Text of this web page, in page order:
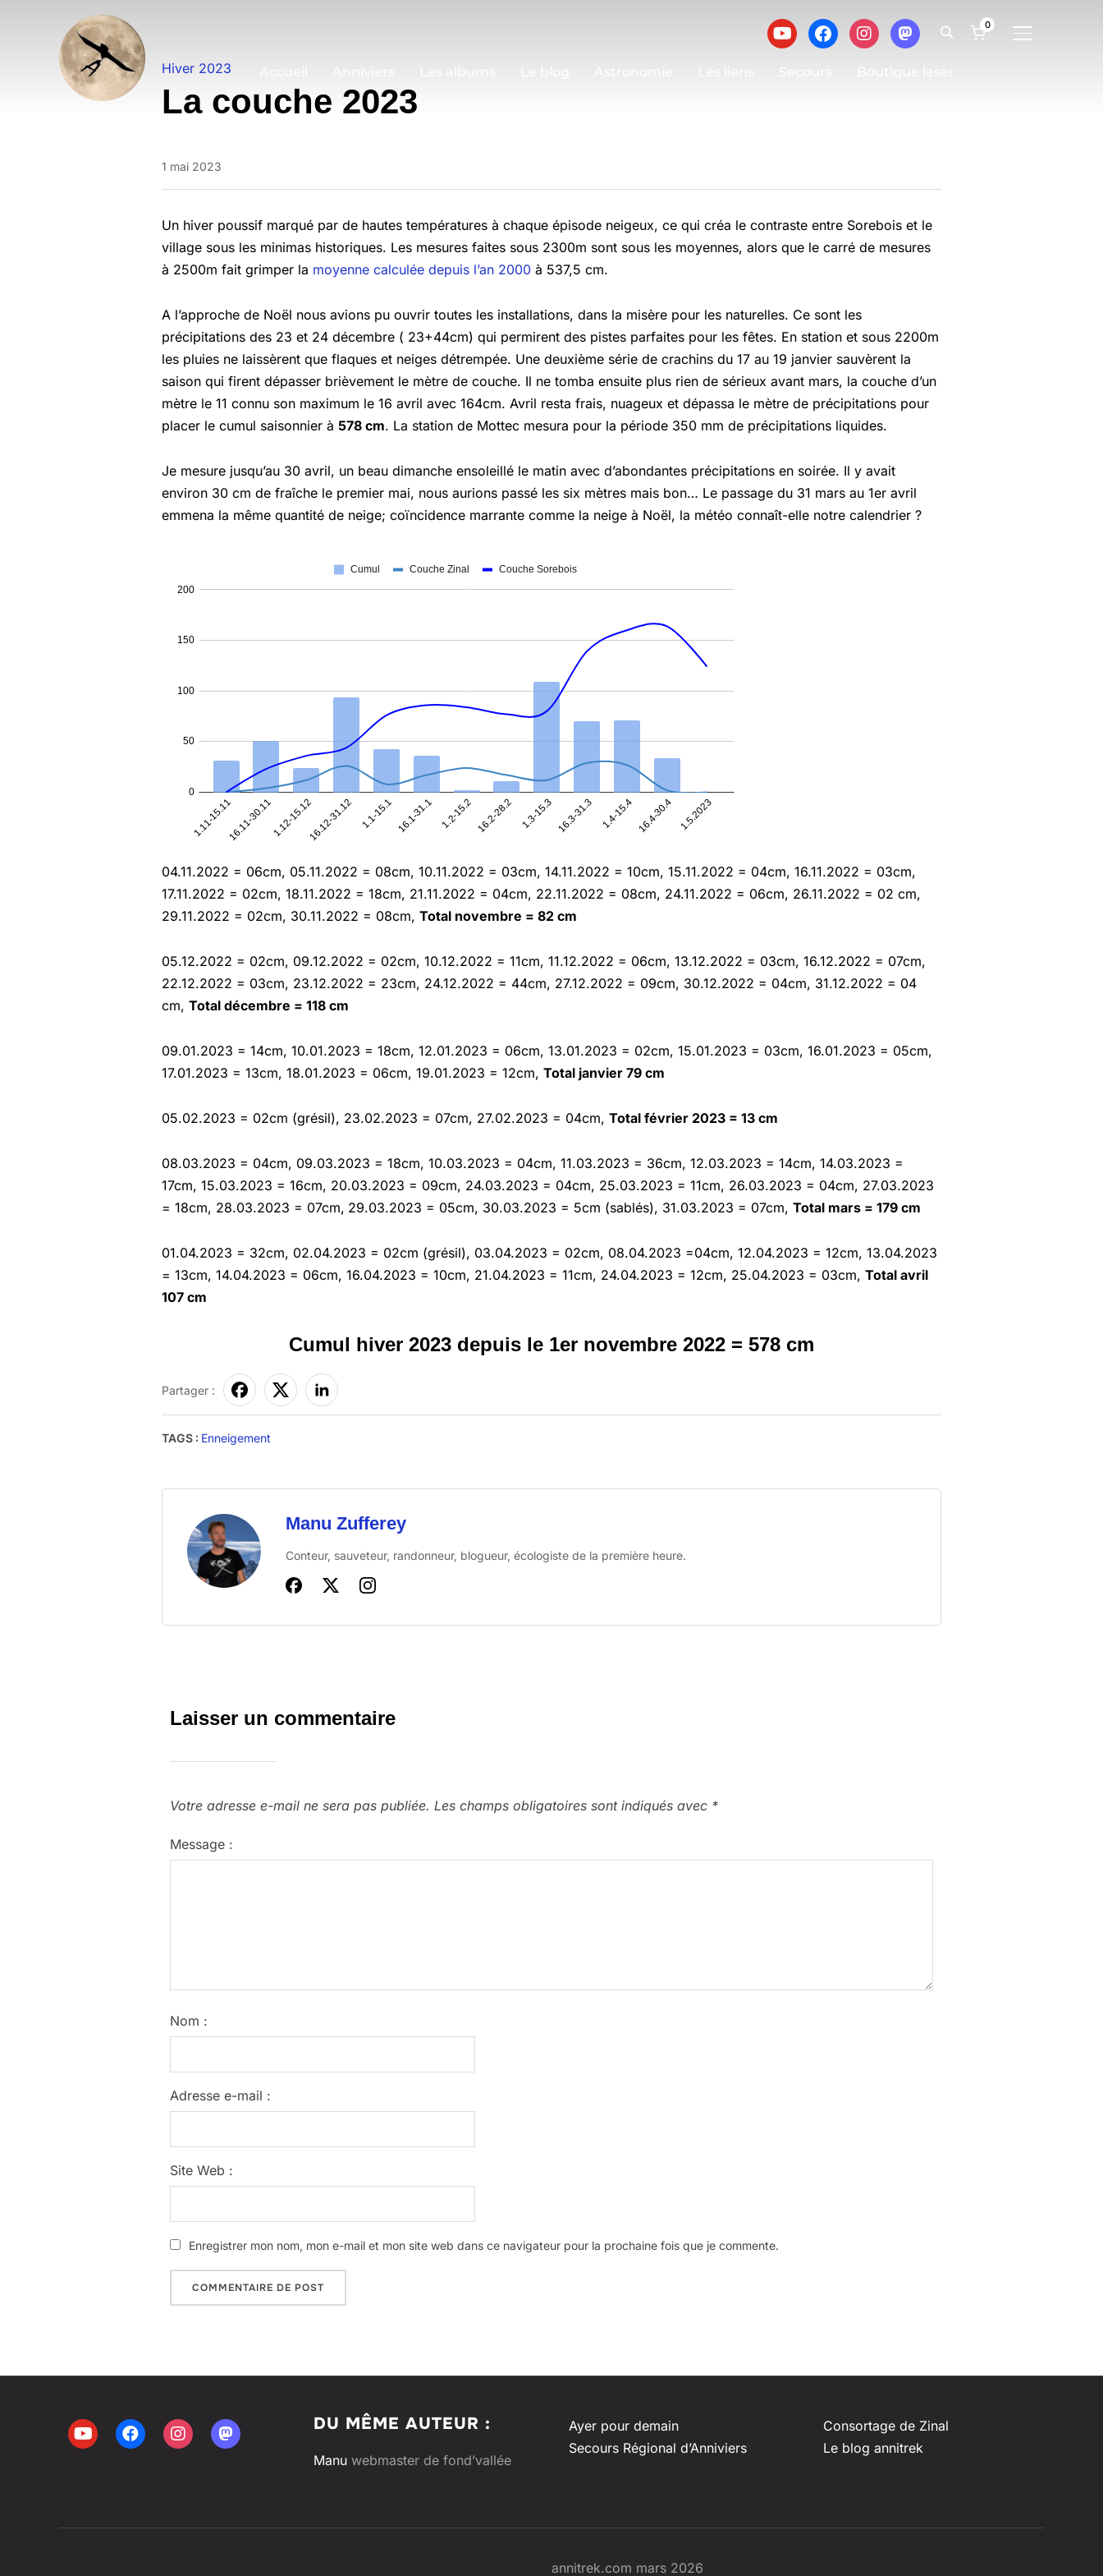
BASCULER
0
Hiver 2023
La couche 2023
1 mai 2023
Un hiver poussif marqué par de hautes températures à chaque épisode neigeux, ce qui créa le contraste entre Sorebois et le
village sous les minimas historiques. Les mesures faites sous 2300m sont sous les moyennes, alors que le carré de mesures
à 2500m fait grimper la moyenne calculée depuis l’an 2000 à 537,5 cm.
A l’approche de Noël nous avions pu ouvrir toutes les installations, dans la misère pour les naturelles. Ce sont les
précipitations des 23 et 24 décembre ( 23+44cm) qui permirent des pistes parfaites pour les fêtes. En station et sous 2200m
les pluies ne laissèrent que flaques et neiges détrempée. Une deuxième série de crachins du 17 au 19 janvier sauvèrent la
saison qui firent dépasser brièvement le mètre de couche. Il ne tomba ensuite plus rien de sérieux avant mars, la couche d’un
mètre le 11 connu son maximum le 16 avril avec 164cm. Avril resta frais, nuageux et dépassa le mètre de précipitations pour
placer le cumul saisonnier à 578 cm. La station de Mottec mesura pour la période 350 mm de précipitations liquides.
Je mesure jusqu’au 30 avril, un beau dimanche ensoleillé le matin avec d’abondantes précipitations en soirée. Il y avait
environ 30 cm de fraîche le premier mai, nous aurions passé les six mètres mais bon… Le passage du 31 mars au 1er avril
emmena la même quantité de neige; coïncidence marrante comme la neige à Noël, la météo connaît-elle notre calendrier ?
04.11.2022 = 06cm, 05.11.2022 = 08cm, 10.11.2022 = 03cm, 14.11.2022 = 10cm, 15.11.2022 = 04cm, 16.11.2022 = 03cm,
17.11.2022 = 02cm, 18.11.2022 = 18cm, 21.11.2022 = 04cm, 22.11.2022 = 08cm, 24.11.2022 = 06cm, 26.11.2022 = 02 cm,
29.11.2022 = 02cm, 30.11.2022 = 08cm, Total novembre = 82 cm
05.12.2022 = 02cm, 09.12.2022 = 02cm, 10.12.2022 = 11cm, 11.12.2022 = 06cm, 13.12.2022 = 03cm, 16.12.2022 = 07cm,
22.12.2022 = 03cm, 23.12.2022 = 23cm, 24.12.2022 = 44cm, 27.12.2022 = 09cm, 30.12.2022 = 04cm, 31.12.2022 = 04
cm, Total décembre = 118 cm
09.01.2023 = 14cm, 10.01.2023 = 18cm, 12.01.2023 = 06cm, 13.01.2023 = 02cm, 15.01.2023 = 03cm, 16.01.2023 = 05cm,
17.01.2023 = 13cm, 18.01.2023 = 06cm, 19.01.2023 = 12cm, Total janvier 79 cm
05.02.2023 = 02cm (grésil), 23.02.2023 = 07cm, 27.02.2023 = 04cm, Total février 2023 = 13 cm
08.03.2023 = 04cm, 09.03.2023 = 18cm, 10.03.2023 = 04cm, 11.03.2023 = 36cm, 12.03.2023 = 14cm, 14.03.2023 =
17cm, 15.03.2023 = 16cm, 20.03.2023 = 09cm, 24.03.2023 = 04cm, 25.03.2023 = 11cm, 26.03.2023 = 04cm, 27.03.2023
= 18cm, 28.03.2023 = 07cm, 29.03.2023 = 05cm, 30.03.2023 = 5cm (sablés), 31.03.2023 = 07cm, Total mars = 179 cm
01.04.2023 = 32cm, 02.04.2023 = 02cm (grésil), 03.04.2023 = 02cm, 08.04.2023 =04cm, 12.04.2023 = 12cm, 13.04.2023
= 13cm, 14.04.2023 = 06cm, 16.04.2023 = 10cm, 21.04.2023 = 11cm, 24.04.2023 = 12cm, 25.04.2023 = 03cm, Total avril
107 cm
Cumul hiver 2023 depuis le 1er novembre 2022 = 578 cm
Partager :
TAGS : Enneigement
Manu Zufferey
Conteur, sauveteur, randonneur, blogueur, écologiste de la première heure.
Laisser un commentaire
Votre adresse e-mail ne sera pas publiée. Les champs obligatoires sont indiqués avec *
Message :
Nom :
Adresse e-mail :
Site Web :
Enregistrer mon nom, mon e-mail et mon site web dans ce navigateur pour la prochaine fois que je commente.
DU MÊME AUTEUR :
Manu webmaster de fond’vallée
Ayer pour demain
Secours Régional d’Anniviers
Consortage de Zinal
Le blog annitrek
annitrek.com mars 2026